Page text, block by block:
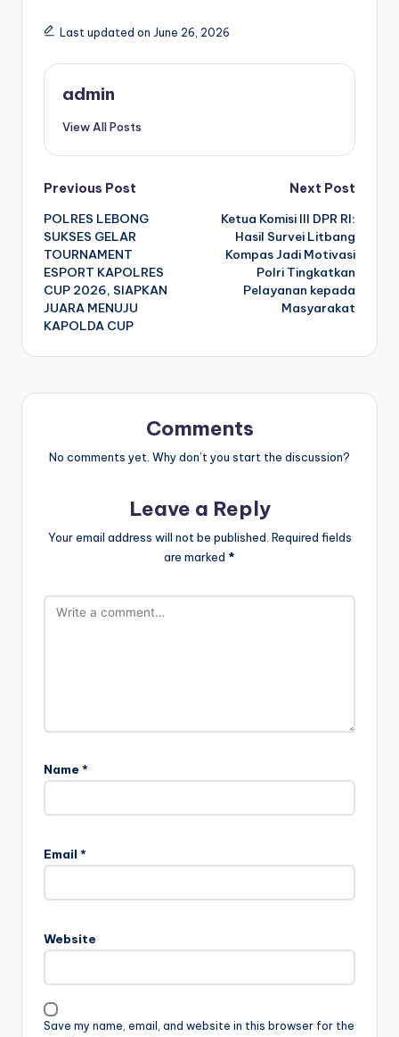
Last updated on June 26, 2026
admin
View All Posts
Post
navigation
Previous Post
POLRES LEBONG
SUKSES GELAR
TOURNAMENT
ESPORT KAPOLRES
CUP 2026, SIAPKAN
JUARA MENUJU
KAPOLDA CUP
Next Post
Ketua Komisi III DPR RI:
Hasil Survei Litbang
Kompas Jadi Motivasi
Polri Tingkatkan
Pelayanan kepada
Masyarakat
Comments
No comments yet. Why don’t you start the discussion?
Leave a Reply
Your email address will not be published. Required fields
are marked *
Name *
Email *
Website
Save my name, email, and website in this browser for the